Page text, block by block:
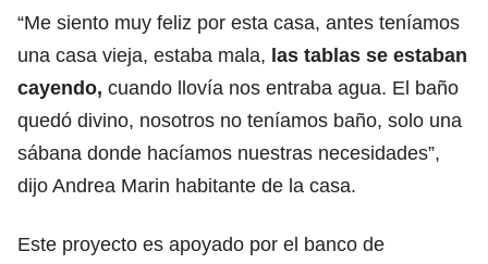
“Me siento muy feliz por esta casa, antes teníamos
una casa vieja, estaba mala, las tablas se estaban
cayendo, cuando llovía nos entraba agua. El baño
quedó divino, nosotros no teníamos baño, solo una
sábana donde hacíamos nuestras necesidades”,
dijo Andrea Marin habitante de la casa.
Este proyecto es apoyado por el banco de